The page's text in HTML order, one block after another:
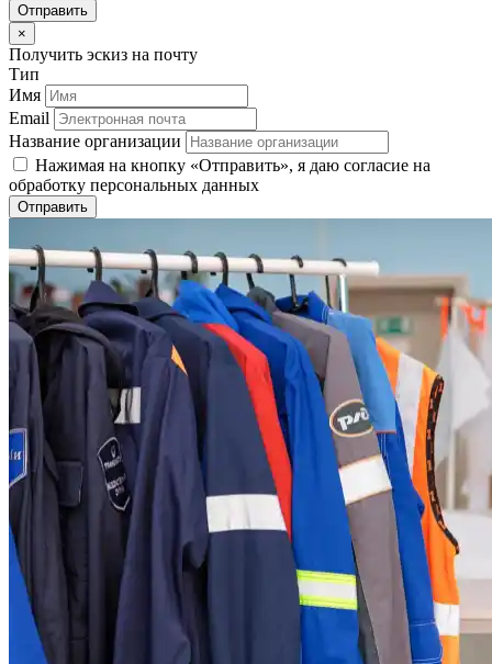
Отправить
×
Получить эскиз на почту
Тип
Имя
Email
Название организации
Нажимая на кнопку «Отправить», я даю согласие на
обработку персональных данных
Отправить